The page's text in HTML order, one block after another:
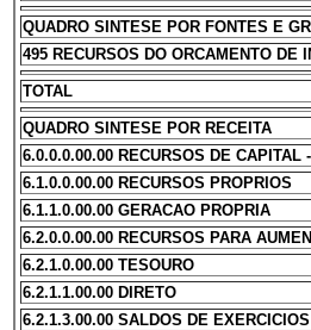
QUADRO SINTESE POR FONTES E
495 RECURSOS DO ORCAMENTO DE
TOTAL
QUADRO SINTESE POR RECEITA
6.0.0.0.00.00 RECURSOS DE CAPITAL
6.1.0.0.00.00 RECURSOS PROPRIOS
6.1.1.0.00.00 GERACAO PROPRIA
6.2.0.0.00.00 RECURSOS PARA
6.2.1.0.00.00 TESOURO
6.2.1.1.00.00 DIRETO
6.2.1.3.00.00 SALDOS DE